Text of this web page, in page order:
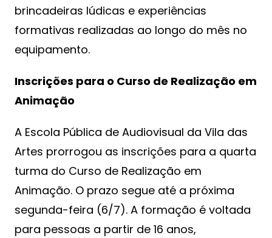
brincadeiras lúdicas e experiências
formativas realizadas ao longo do mês no
equipamento.
Inscrições para o Curso de Realização em
Animação
A Escola Pública de Audiovisual da Vila das
Artes prorrogou as inscrições para a quarta
turma do Curso de Realização em
Animação. O prazo segue até a próxima
segunda-feira (6/7). A formação é voltada
para pessoas a partir de 16 anos,